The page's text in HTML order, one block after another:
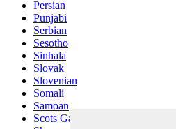
Persian
Punjabi
Serbian
Sesotho
Sinhala
Slovak
Slovenian
Somali
Samoan
Scots Gaelic